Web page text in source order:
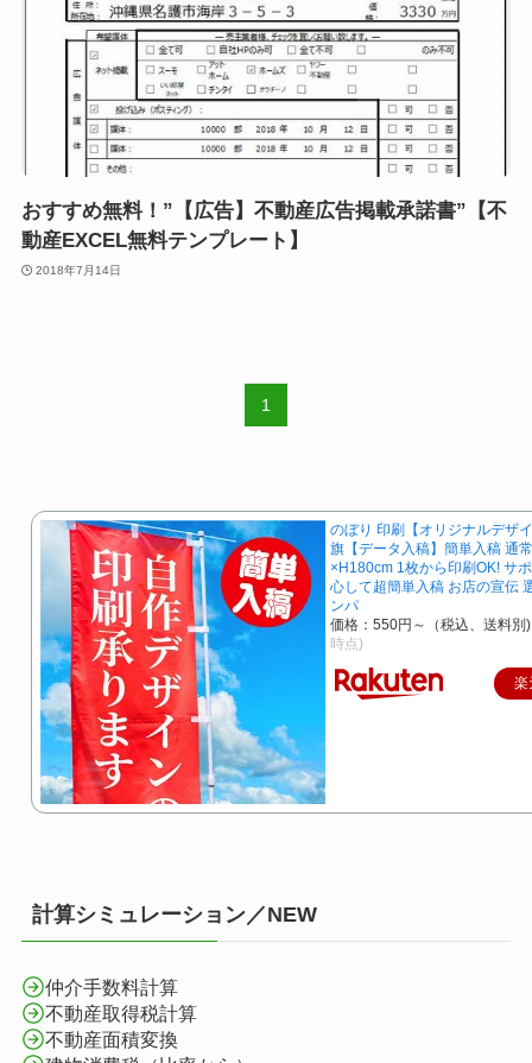
おすすめ無料！”【広告】不動産広告掲載承諾書”【不
動産EXCEL無料テンプレート】
2018年7月14日
1
のぼり 印刷【オリジナルデザ
旗【データ入稿】簡単入稿 通
×H180cm 1枚から印刷OK! サ
心して超簡単入稿 お店の宣伝
ンパ
価格：550円～（税込、送料別)
時点)
楽
計算シミュレーション／NEW
仲介手数料計算
不動産取得税計算
不動産面積変換